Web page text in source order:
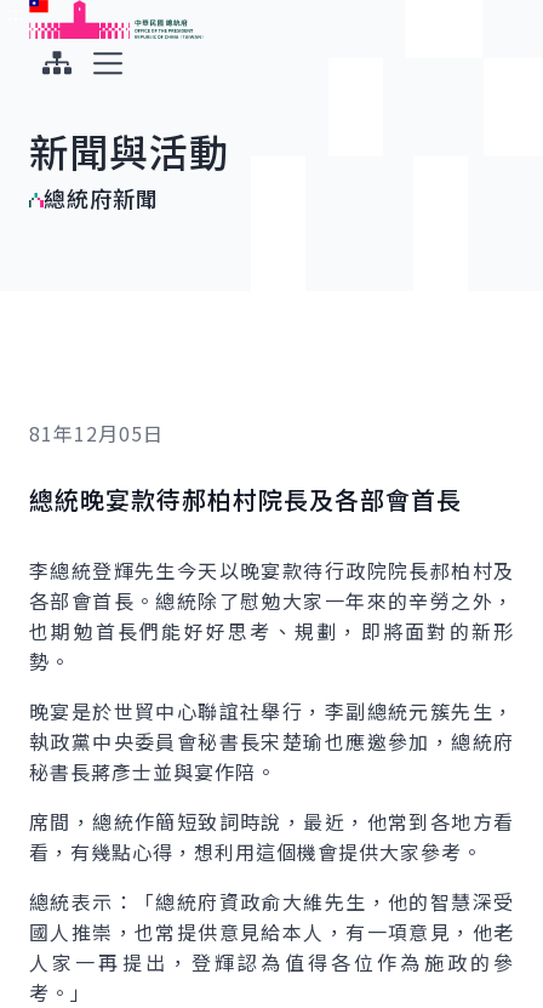
跳到主要內容
中華民國總統府
新聞與活動
總統府新聞
81年12月05日
總統晚宴款待郝柏村院長及各部會首長
李總統登輝先生今天以晚宴款待行政院院長郝柏村及
各部會首長。總統除了慰勉大家一年來的辛勞之外，
也期勉首長們能好好思考、規劃，即將面對的新形
勢。
晚宴是於世貿中心聯誼社舉行，李副總統元簇先生，
執政黨中央委員會秘書長宋楚瑜也應邀參加，總統府
秘書長蔣彥士並與宴作陪。
席間，總統作簡短致詞時說，最近，他常到各地方看
看，有幾點心得，想利用這個機會提供大家參考。
總統表示：「總統府資政俞大維先生，他的智慧深受
國人推崇，也常提供意見給本人，有一項意見，他老
人家一再提出，登輝認為值得各位作為施政的參
考。」